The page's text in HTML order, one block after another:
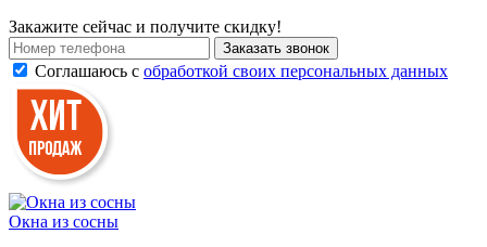
Закажите сейчас и получите скидку!
Заказать звонок
Соглашаюсь с обработкой своих персональных данных
Окна из сосны